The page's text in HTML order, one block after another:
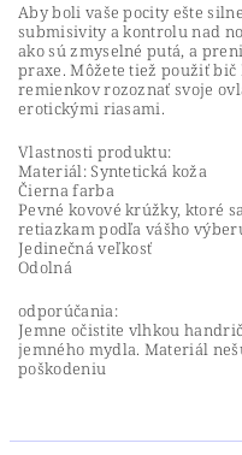
Aby boli vaše pocity ešte
submisivity a kontrolu nad
ako sú zmyselné putá, a
praxe. Môžete tiež použiť bič
remienkov rozoznať svoje
erotickými riasami.
Vlastnosti produktu:
Materiál: Syntetická koža
Čierna farba
Pevné kovové krúžky, ktoré
retiazkam podľa vášho
Jedinečná veľkosť
Odolná
odporúčania:
Jemne očistite vlhkou
jemného mydla. Materiál
poškodeniu